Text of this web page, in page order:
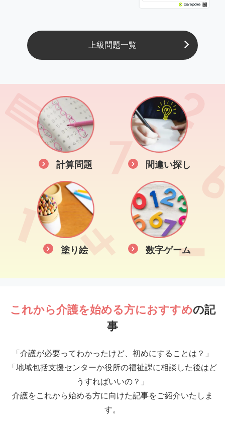
上級問題一覧
計算問題 間違い探し
塗り絵 数字ゲーム
これから介護を始める方におすすめの記
事
「介護が必要ってわかったけど、初めにすることは？」
「地域包括支援センターか役所の福祉課に相談した後はど
うすればいいの？」
介護をこれから始める方に向けた記事をご紹介いたしま
す。